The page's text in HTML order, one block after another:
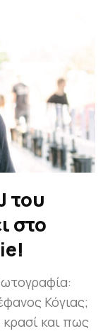
του
στο
Κόγιας;
και πως